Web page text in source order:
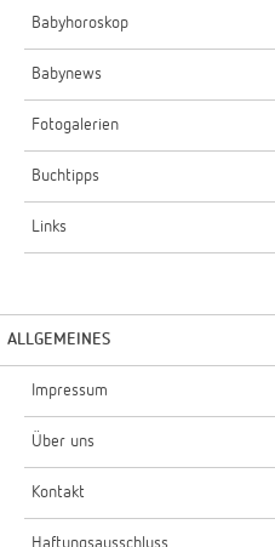
Babyhoroskop
Babynews
Fotogalerien
Buchtipps
Links
ALLGEMEINES
Impressum
Über uns
Kontakt